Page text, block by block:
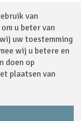
van
u beter van
uw toestemming
wij u betere en
doen op
plaatsen van